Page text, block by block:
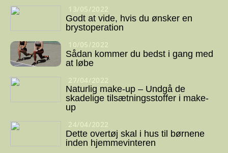
13/05/2022
Godt at vide, hvis du ønsker en
brystoperation
10/05/2022
Sådan kommer du bedst i gang med
at løbe
27/04/2022
Naturlig make-up – Undgå de
skadelige tilsætningsstoffer i make-
up
24/04/2022
Dette overtøj skal i hus til børnene
inden hjemmevinteren